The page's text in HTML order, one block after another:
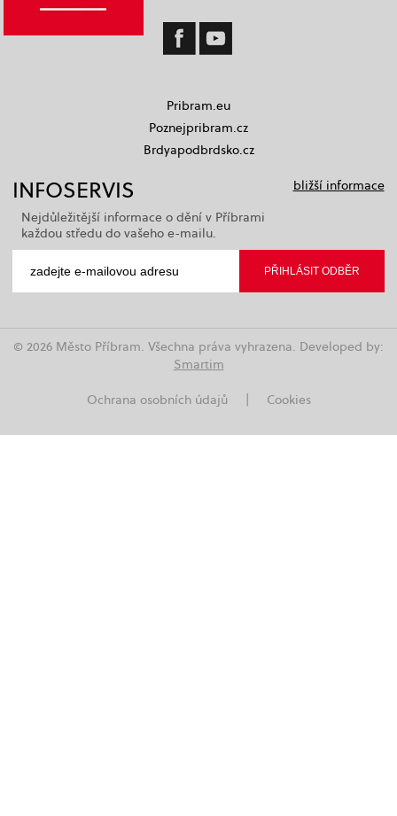
Pribram.eu
Poznejpribram.cz
Brdyapodbrdsko.cz
INFOSERVIS
bližší informace
Nejdůležitější informace o dění v Příbrami
každou středu do vašeho e-mailu.
© 2026 Město Příbram. Všechna práva vyhrazena. Developed by:
Smartim
Ochrana osobních údajů
Cookies